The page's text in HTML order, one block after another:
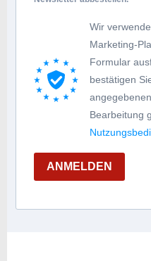
Wir
Marketing-
Formular
bestätigen
Bearbeitung
ANMELDEN